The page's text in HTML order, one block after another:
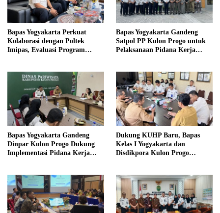
Bapas Yogyakarta Perkuat
Kolaborasi dengan Poltek
Imipas, Evaluasi Program
Bapas Yogyakarta Gandeng
Satpol PP Kulon Progo untuk
Pelaksanaan Pidana Kerja
Bapas Yogyakarta Gandeng
Dinpar Kulon Progo Dukung
Implementasi Pidana Kerja
Dukung KUHP Baru, Bapas
Kelas I Yogyakarta dan
Disdikpora Kulon Progo